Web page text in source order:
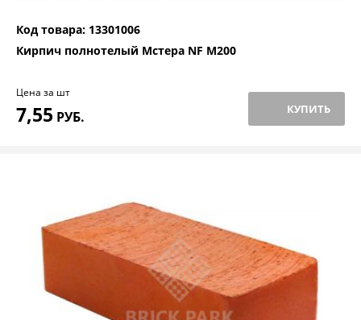
Код товара: 13301006
Кирпич полнотелый Мстера NF М200
Цена за шт
7,55 РУБ. КУПИТЬ